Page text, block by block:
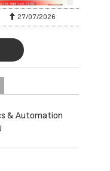
27/07/2026